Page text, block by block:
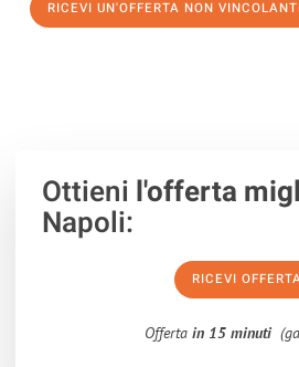
RICEVI UN'OFFERTA NON
Ottieni l'offerta
Napoli:
RICEVI
Offerta in 15 minuti